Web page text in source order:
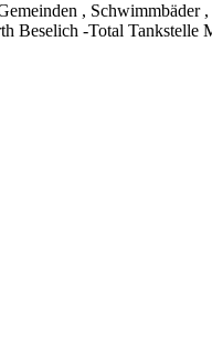
, Schwimmbäder
Beselich -Total Tankstelle